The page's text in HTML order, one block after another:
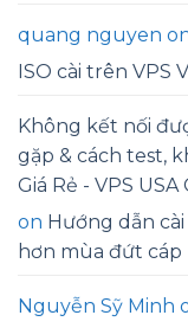
quang nguyen
ISO cài trên VPS
Không kết nối
gặp & cách test,
Giá Rẻ - VPS USA
on Hướng dẫn cài
hơn mùa đứt cáp
Nguyễn Sỹ Minh